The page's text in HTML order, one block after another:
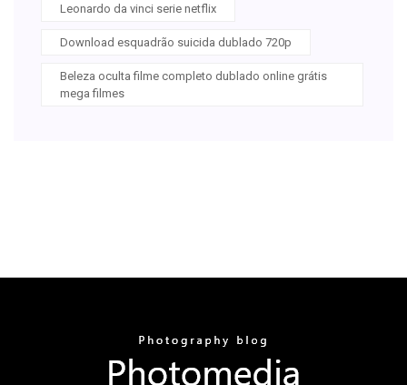
Leonardo da vinci serie netflix
Download esquadrão suicida dublado 720p
Beleza oculta filme completo dublado online grátis
mega filmes